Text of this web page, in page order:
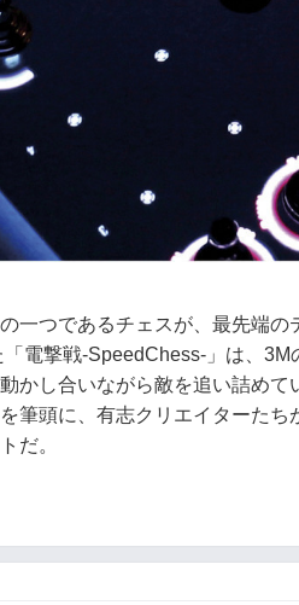
一つであるチェスが、最先端
電撃戦-SpeedChess-」は、
かし合いながら敵を追い詰め
筆頭に、有志クリエイターた
だ。